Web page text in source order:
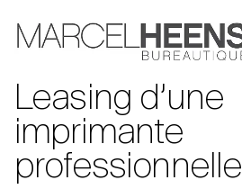
Leasing d’une
imprimante
professionnelle